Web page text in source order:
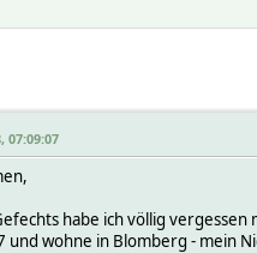
07:09:07
habe ich völlig vergessen
und wohne in Blomberg - mein